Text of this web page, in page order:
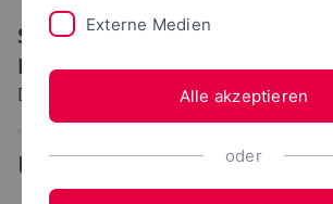
S(kim) - Service Kommunikation
Information Medien
Dokumentation: Hochschuleinwahl
Hochschuleinwahl
Externe Medien
Alle akzeptieren
oder